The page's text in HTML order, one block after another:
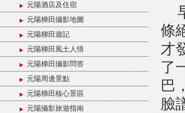
元陽酒店及住宿
元陽梯田攝影地圖
元陽梯田遊記
元陽梯田風土人情
元陽梯田攝影問答
元陽周邊景點
元陽梯田核心景區
元陽攝影旅遊指南
條
才
了
巴
臉